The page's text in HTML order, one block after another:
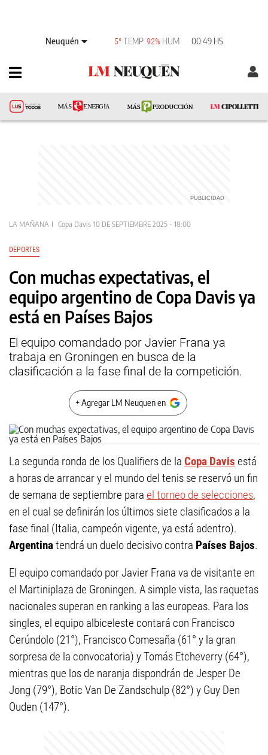
Neuquén 5° TEMP 92% HUM 00:49 HS
LA MAÑANA Copa Davis 10 DE SEPTIEMBRE 2025 - 18:00
DEPORTES
Con muchas expectativas, el
equipo argentino de Copa Davis ya
está en Países Bajos
El equipo comandado por Javier Frana ya
trabaja en Groningen en busca de la
clasificación a la fase final de la competición.
+ Agregar LM Neuquen en
La segunda ronda de los Qualifiers de la Copa Davis está
a horas de arrancar y el mundo del tenis se reservó un fin
de semana de septiembre para el torneo de selecciones,
en el cual se definirán los últimos siete clasificados a la
fase final (Italia, campeón vigente, ya está adentro).
Argentinatendrá un duelo decisivo contra Países Bajos.
El equipo comandado por Javier Frana va de visitante en
el Martiniplaza de Groningen. A simple vista, las raquetas
nacionales superan en ranking a las europeas. Para los
singles, el equipo albiceleste contará con Francisco
Cerúndolo (21°), Francisco Comesaña (61° y la gran
sorpresa de la convocatoria) y Tomás Etcheverry (64°),
mientras que los de naranja dispondrán de Jesper De
Jong (79°), Botic Van De Zandschulp (82°) y Guy Den
Ouden (147°).